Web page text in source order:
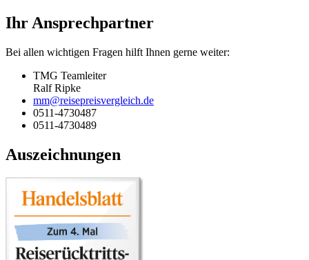
Ihr Ansprechpartner
Bei allen wichtigen Fragen hilft Ihnen gerne weiter:
TMG Teamleiter
Ralf Ripke
mm@reisepreisvergleich.de
0511-4730487
0511-4730489
Auszeichnungen